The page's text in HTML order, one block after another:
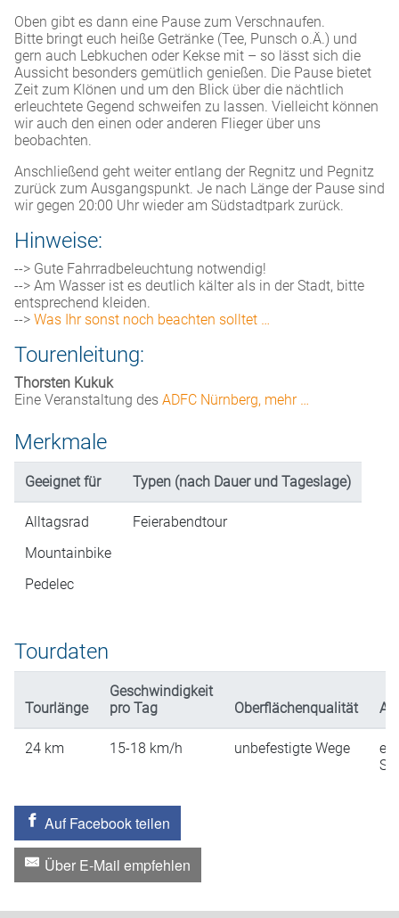
Oben gibt es dann eine Pause zum Verschnaufen.
Bitte bringt euch heiße Getränke (Tee, Punsch o.Ä.) und
gern auch Lebkuchen oder Kekse mit – so lässt sich die
Aussicht besonders gemütlich genießen. Die Pause bietet
Zeit zum Klönen und um den Blick über die nächtlich
erleuchtete Gegend schweifen zu lassen. Vielleicht können
wir auch den einen oder anderen Flieger über uns
beobachten.
Anschließend geht weiter entlang der Regnitz und Pegnitz
zurück zum Ausgangspunkt. Je nach Länge der Pause sind
wir gegen 20:00 Uhr wieder am Südstadtpark zurück.
Hinweise:
--> Gute Fahrradbeleuchtung notwendig!
--> Am Wasser ist es deutlich kälter als in der Stadt, bitte
entsprechend kleiden.
--> Was Ihr sonst noch beachten solltet …
Tourenleitung:
Thorsten Kukuk
Eine Veranstaltung des ADFC Nürnberg, mehr …
Merkmale
Geeignet für Typen (nach Dauer und Tageslage)
Alltagsrad
Mountainbike
Pedelec
Feierabendtour
Tourdaten
Tourlänge
Geschwindigkeit
pro Tag
Oberflächenqualität
24 km 15-18 km/h unbefestigte Wege
Auf Facebook teilen
Über E-Mail empfehlen